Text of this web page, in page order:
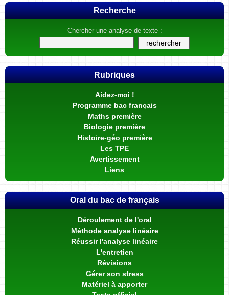
Recherche
Chercher une analyse de texte :
Rubriques
Aidez-moi !
Programme bac français
Maths première
Biologie première
Histoire-géo première
Les TPE
Avertissement
Liens
Oral du bac de français
Déroulement de l'oral
Méthode analyse linéaire
Réussir l'analyse linéaire
L'entretien
Révisions
Gérer son stress
Matériel à apporter